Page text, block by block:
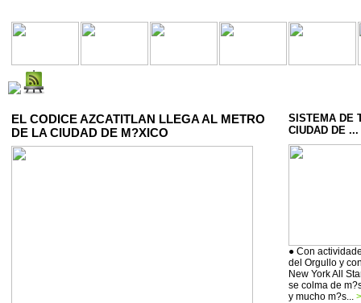
EL CODICE AZCATITLAN LLEGA AL METRO
DE LA CIUDAD DE M?XICO
SISTEMA DE
CIUDAD DE ...
● Con
del Orgullo y
New York All
se colma de
y mucho m?s...